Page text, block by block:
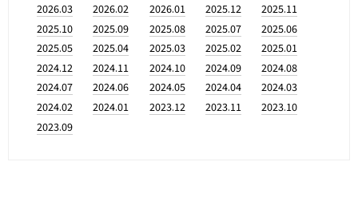
2026.03
2026.02 2026.01 2025.12
2025.11
2025.10
2025.09 2025.08 2025.07
2025.06
2025.05
2025.04 2025.03 2025.02
2025.01
2024.12
2024.11 2024.10 2024.09
2024.08
2024.07
2024.06 2024.05 2024.04
2024.03
2024.02
2024.01 2023.12 2023.11
2023.10
2023.09